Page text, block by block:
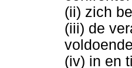
(ii) zich
(iii) de
(iv) in en